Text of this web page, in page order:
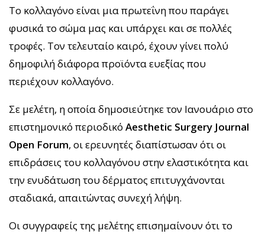
Το κολλαγόνο είναι μια πρωτεΐνη που παράγει
φυσικά το σώμα μας και υπάρχει και σε πολλές
τροφές. Τον τελευταίο καιρό, έχουν γίνει πολύ
δημοφιλή διάφορα προϊόντα ευεξίας που
περιέχουν κολλαγόνο.
Σε μελέτη, η οποία δημοσιεύτηκε τον Ιανουάριο στο
επιστημονικό περιοδικό Aesthetic Surgery Journal
Open Forum, οι ερευνητές διαπίστωσαν ότι οι
επιδράσεις του κολλαγόνου στην ελαστικότητα και
την ενυδάτωση του δέρματος επιτυγχάνονται
σταδιακά, απαιτώντας συνεχή λήψη.
Οι συγγραφείς της μελέτης επισημαίνουν ότι το